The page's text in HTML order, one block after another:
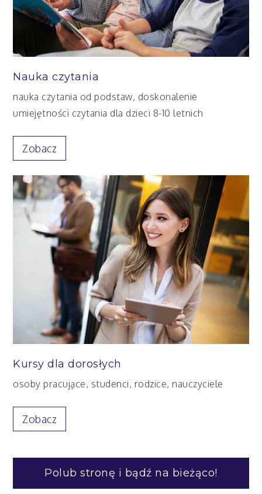
Nauka czytania
nauka czytania od podstaw, doskonalenie
umiejętności czytania dla dzieci 8-10 letnich
Zobacz
Kursy dla dorosłych
osoby pracujące, studenci, rodzice, nauczyciele
Zobacz
Polub stronę i bądź na bieżąco!